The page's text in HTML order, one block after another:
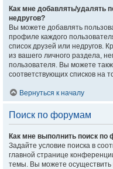
Как мне добавлять/удалять
недругов?
Вы можете добавлять
профиле каждого
список друзей или недругов.
из вашего личного раздела,
пользователя. Вы можете
соответствующих списков на
Вернуться к началу
Поиск по форумам
Как мне выполнить поиск
Задайте условие поиска в
главной странице
темы. Вы можете